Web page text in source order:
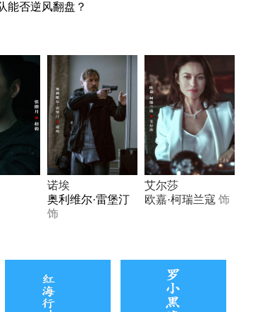
能否逆风翻盘？
诺埃
奥利维尔·雷堡汀
饰
艾尔莎
欧嘉·柯瑞兰寇 饰